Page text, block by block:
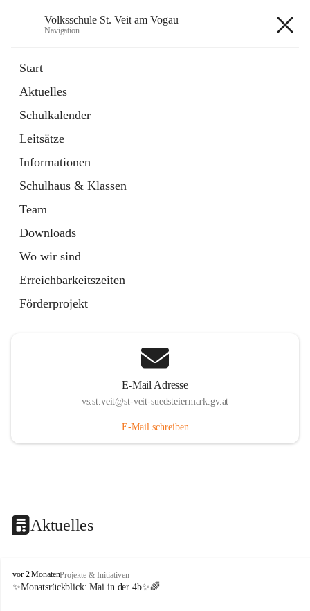
Volksschule St. Veit am Vogau
Navigation
Start
Aktuelles
Schulkalender
Leitsätze
Informationen
Schulhaus & Klassen
Team
Downloads
Wo wir sind
Erreichbarkeitszeiten
Förderprojekt
E-Mail Adresse
vs.st.veit@st-veit-suedsteiermark.gv.at
E-Mail schreiben
Aktuelles
V
o
vor 2 MonatenProjekte & Initiativen
✨Monatsrückblick: Mai in der 4b✨🌈